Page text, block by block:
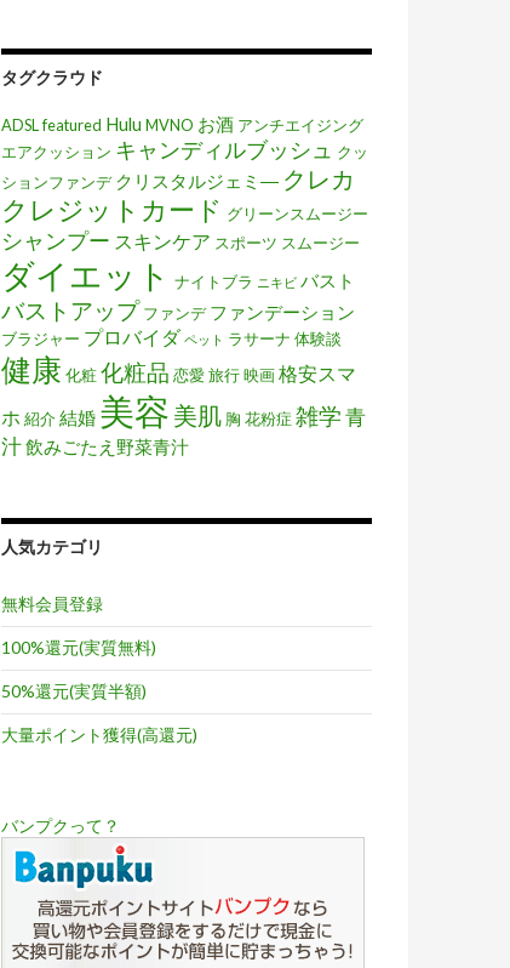
タグクラウド
ADSLfeatured Hulu MVNO お酒 アンチエイジング
エアクッション キャンディルブッシュ クッ
ションファンデ クリスタルジェミ― クレカ
クレジットカード グリーンスムージー
シャンプー スキンケア スポーツ スムージー
ダイエット ナイトブラ ニキビ バスト
バストアップ ファンデ ファンデーション
ブラジャー プロバイダ ペット ラサーナ 体験談
健康 化粧化粧品 恋愛旅行映画格安スマ
ホ 紹介結婚 美容 美肌 胸 花粉症 雑学青
汁飲みごたえ野菜青汁
人気カテゴリ
無料会員登録
100%還元(実質無料)
50%還元(実質半額)
大量ポイント獲得(高還元)
バンプクって？